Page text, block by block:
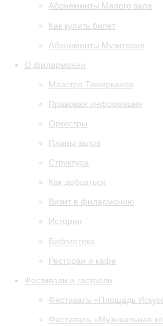
Абонементы Малого зала
Как купить билет
Абонементы Музитория
О филармонии
Маэстро Темирканов
Правовая информация
Оркестры
Планы залов
Структура
Как добраться
Визит в филармонию
История
Библиотека
Ресторан и кафе
Фестивали и гастроли
Фестиваль «Площадь
Фестиваль «Музыкальная